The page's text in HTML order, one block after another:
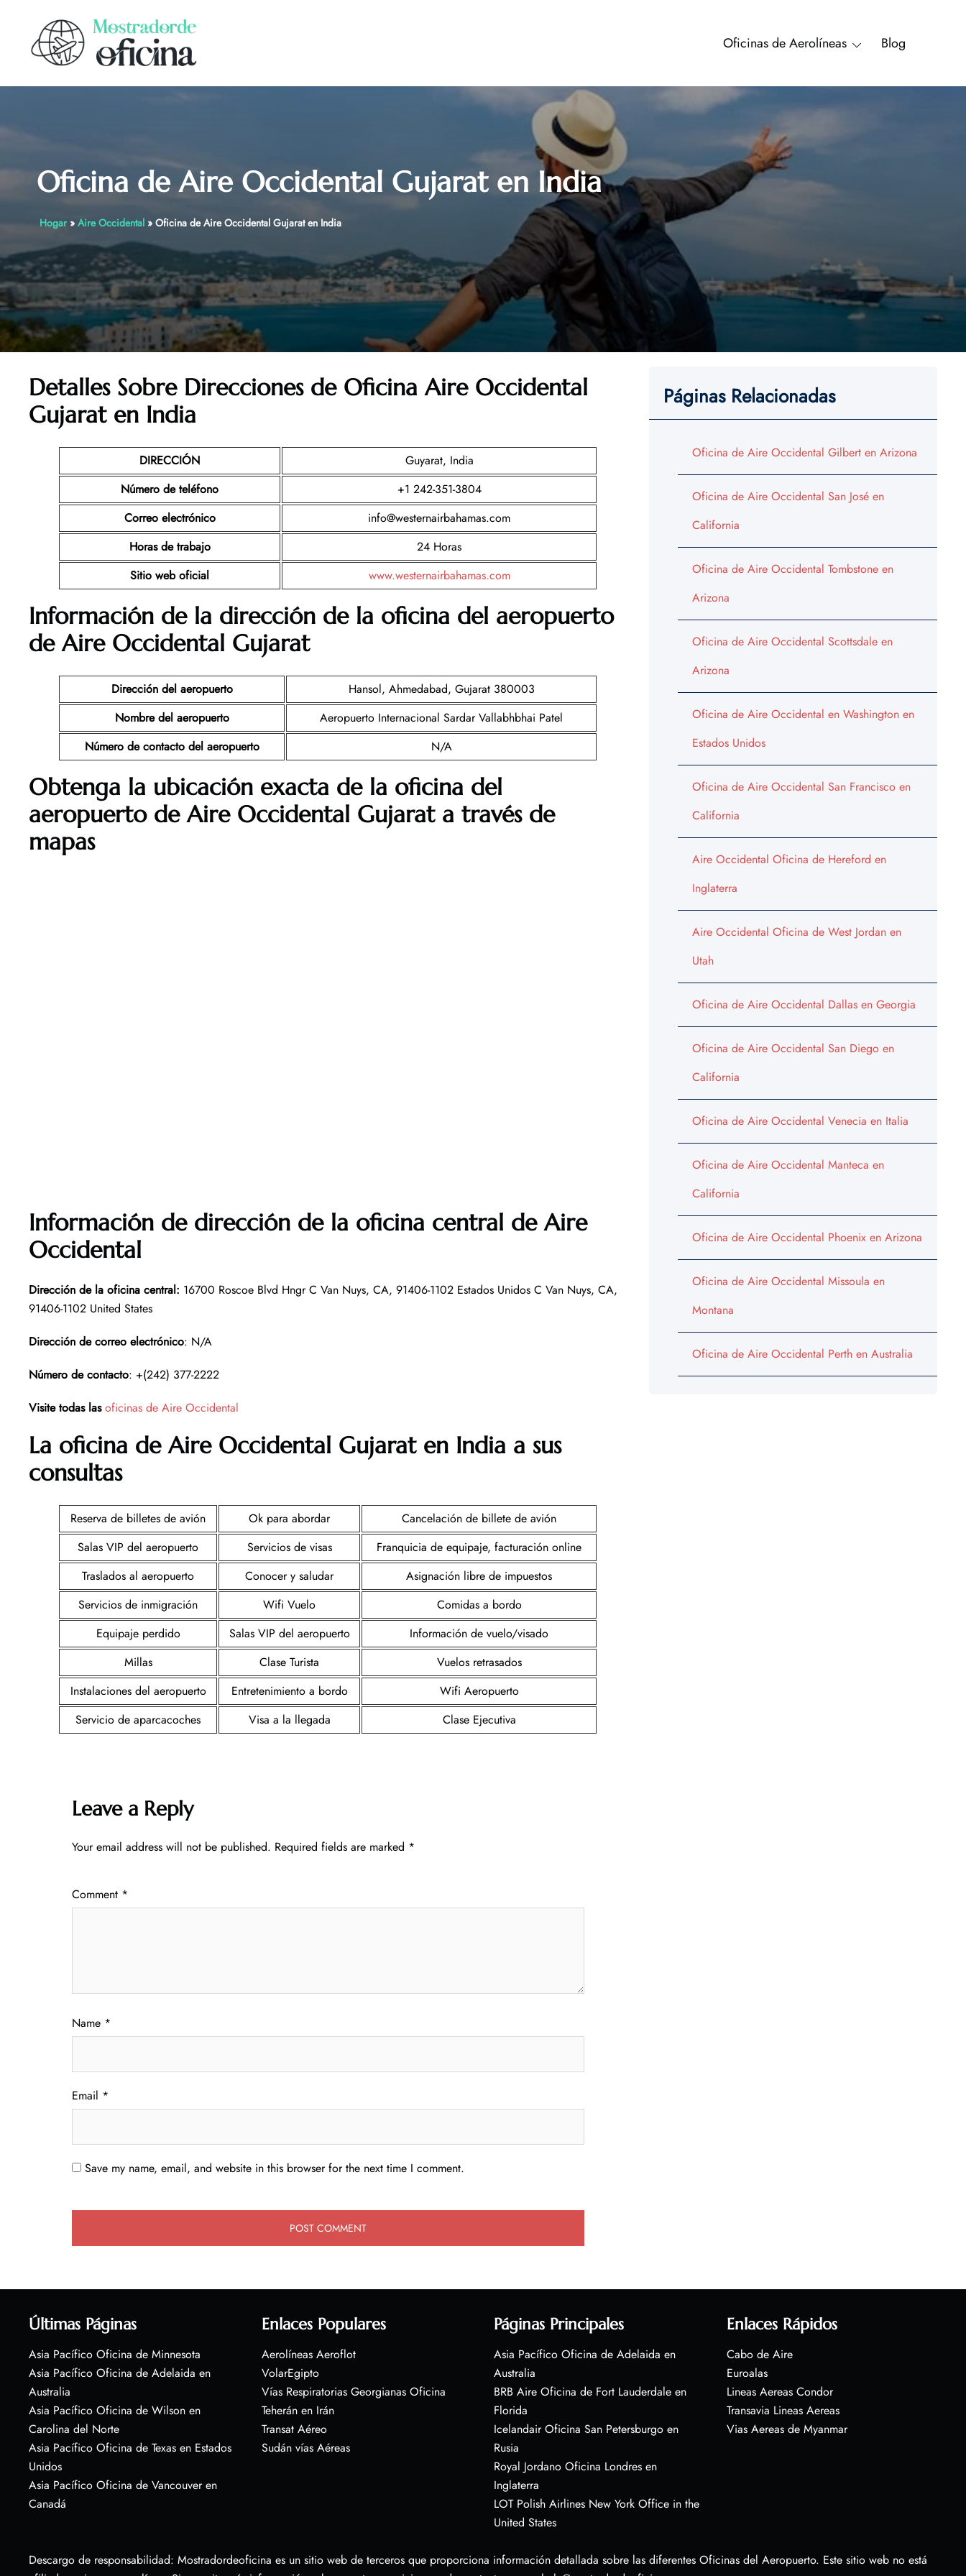
content
Oficinas de Aerolíneas Blog
Oficina de Aire Occidental Gujarat en India
Hogar» Aire Occidental» Oficina de Aire Occidental Gujarat en India
Detalles Sobre Direcciones de Oficina Aire Occidental
Gujarat en India
DIRECCIÓN
Guyarat, India
Número de teléfono
+1 242-351-3804
Correo electrónico
info@westernairbahamas.com
Horas de trabajo
24 Horas
Sitio web oficial
www.westernairbahamas.com
Información de la dirección de la oficina del aeropuerto
de Aire Occidental Gujarat
Dirección del aeropuerto
Hansol, Ahmedabad, Gujarat 380003
Nombre del aeropuerto
Aeropuerto Internacional Sardar Vallabhbhai Patel
Número de contacto del aeropuerto
N/A
Obtenga la ubicación exacta de la oficina del
aeropuerto de Aire Occidental Gujarat a través de
mapas
Información de dirección de la oficina central de Aire
Occidental
Dirección de la oficina central: 16700 Roscoe Blvd Hngr C Van Nuys, CA, 91406-1102 Estados Unidos C Van Nuys, CA,
91406-1102 United States
Dirección de correo electrónico: N/A
Número de contacto: +(242) 377-2222
Visite todas las oficinas de Aire Occidental
La oficina de Aire Occidental Gujarat en India a sus
consultas
Reserva de billetes de avión Ok para abordar
Cancelación de billete de avión
Salas VIP del aeropuerto
Servicios de visas
Franquicia de equipaje, facturación online
Traslados al aeropuerto
Conocer y saludar
Asignación libre de impuestos
Servicios de inmigración
Wifi Vuelo
Comidas a bordo
Equipaje perdido
Salas VIP del aeropuerto
Información de vuelo/visado
Millas
Clase Turista
Vuelos retrasados
Instalaciones del aeropuerto
Entretenimiento a bordo
Wifi Aeropuerto
Servicio de aparcacoches
Visa a la llegada Clase Ejecutiva
Leave a Reply
Your email address will not be published. Required fields are marked *
Comment *
Name *
Email *
Save my name, email, and website in this browser for the next time I comment.
Páginas Relacionadas
Oficina de Aire Occidental Gilbert en Arizona
Oficina de Aire Occidental San José en
California
Oficina de Aire Occidental Tombstone en
Arizona
Oficina de Aire Occidental Scottsdale en
Arizona
Oficina de Aire Occidental en Washington en
Estados Unidos
Oficina de Aire Occidental San Francisco en
California
Aire Occidental Oficina de Hereford en
Inglaterra
Aire Occidental Oficina de West Jordan en
Utah
Oficina de Aire Occidental Dallas en Georgia
Oficina de Aire Occidental San Diego en
California
Oficina de Aire Occidental Venecia en Italia
Oficina de Aire Occidental Manteca en
California
Oficina de Aire Occidental Phoenix en Arizona
Oficina de Aire Occidental Missoula en
Montana
Oficina de Aire Occidental Perth en Australia
Últimas Páginas
Asia Pacífico Oficina de Minnesota
Asia Pacífico Oficina de Adelaida en
Australia
Asia Pacífico Oficina de Wilson en
Carolina del Norte
Asia Pacífico Oficina de Texas en Estados
Unidos
Asia Pacífico Oficina de Vancouver en
Canadá
Enlaces Populares
Aerolíneas Aeroflot
VolarEgipto
Vías Respiratorias Georgianas Oficina
Teherán en Irán
Transat Aéreo
Sudán vías Aéreas
Páginas Principales
Asia Pacífico Oficina de Adelaida en
Australia
BRB Aire Oficina de Fort Lauderdale en
Florida
Icelandair Oficina San Petersburgo en
Rusia
Royal Jordano Oficina Londres en
Inglaterra
LOT Polish Airlines New York Office in the
United States
Enlaces Rápidos
Cabo de Aire
Euroalas
Lineas Aereas Condor
Transavia Lineas Aereas
Vias Aereas de Myanmar
Descargo de responsabilidad: Mostradordeoficina es un sitio web de terceros que proporciona información detallada sobre las diferentes Oficinas del Aeropuerto. Este sitio web no está